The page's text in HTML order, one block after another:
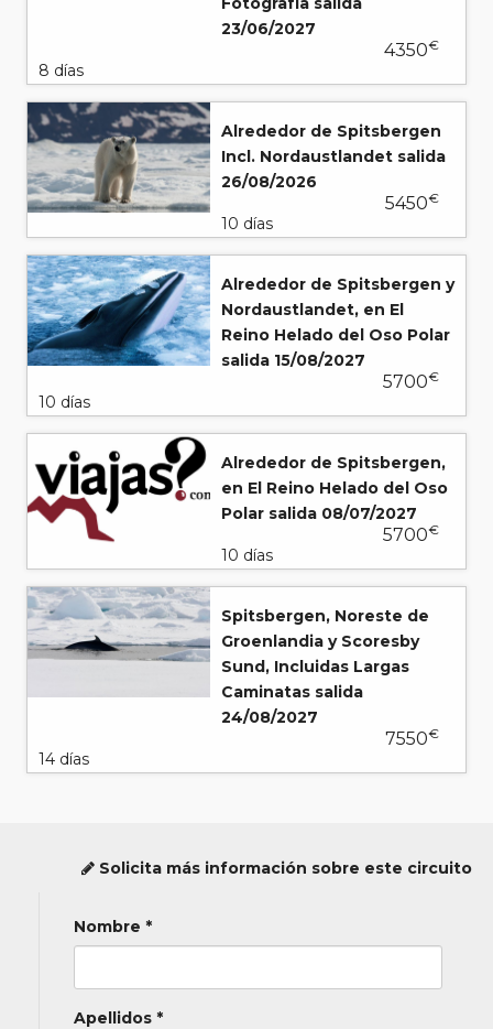
23/06/2027
8 días
4350€
Alrededor de Spitsbergen
Incl. Nordaustlandet salida
26/08/2026
10 días
5450€
Alrededor de Spitsbergen y
Nordaustlandet, en El
Reino Helado del Oso Polar
salida 15/08/2027
10 días
5700€
Alrededor de Spitsbergen,
en El Reino Helado del Oso
Polar salida 08/07/2027
10 días
5700€
Spitsbergen, Noreste de
Groenlandia y Scoresby
Sund, Incluidas Largas
Caminatas salida
24/08/2027
14 días
7550€
Solicita más información sobre este circuito
Nombre *
Apellidos *